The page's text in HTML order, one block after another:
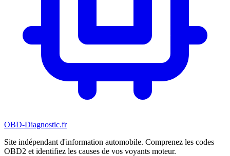
OBD-Diagnostic.fr
Site indépendant d'information automobile. Comprenez les codes
OBD2 et identifiez les causes de vos voyants moteur.